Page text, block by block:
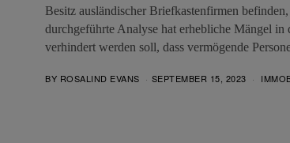
Besitz ausländischer Briefkastenfirmen
durchgeführte Analyse hat erhebliche Mängel
verhindert werden soll, dass vermögende
BY ROSALIND EVANS SEPTEMBER 15, 2023